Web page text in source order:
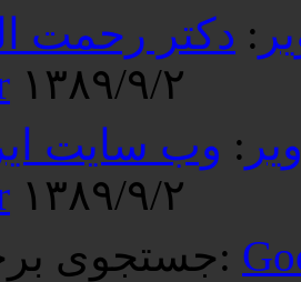
: دکتر رحمت
۱۳۸۹/۹/۲
: وب سایت
۱۳۸۹/۹/۲
جستجوی برچسب‌ها در: